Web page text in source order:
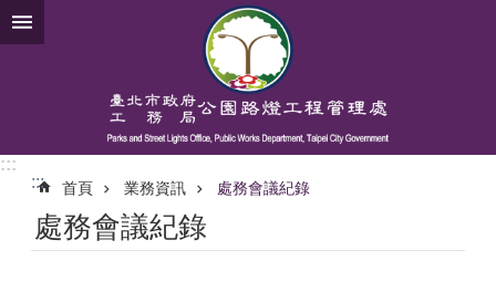
跳到主要內容區塊
:::
:::
首頁 業務資訊 處務會議紀錄
處務會議紀錄